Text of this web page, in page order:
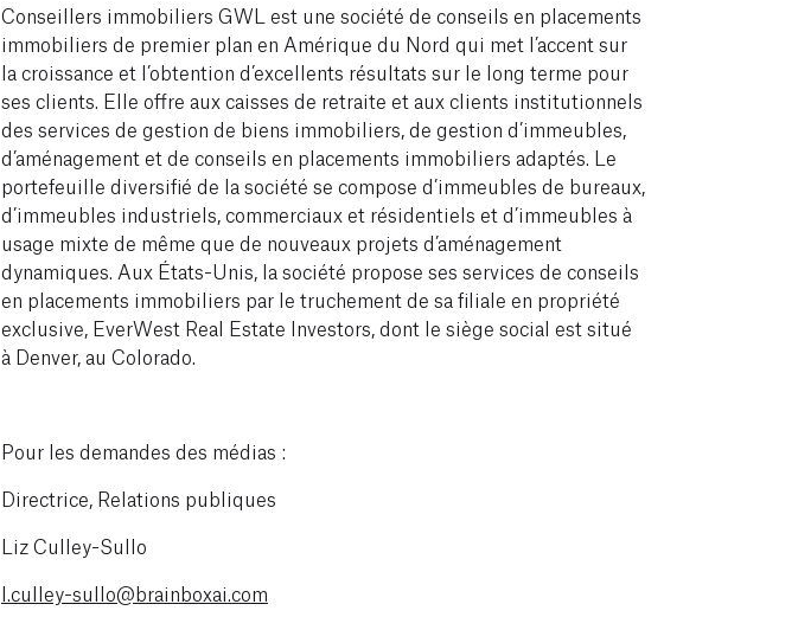
Conseillers immobiliers GWL est une société de conseils en placements
immobiliers de premier plan en Amérique du Nord qui met l’accent sur
la croissance et l’obtention d’excellents résultats sur le long terme pour
ses clients. Elle offre aux caisses de retraite et aux clients institutionnels
des services de gestion de biens immobiliers, de gestion d’immeubles,
d’aménagement et de conseils en placements immobiliers adaptés. Le
portefeuille diversifié de la société se compose d’immeubles de bureaux,
d’immeubles industriels, commerciaux et résidentiels et d’immeubles à
usage mixte de même que de nouveaux projets d’aménagement
dynamiques. Aux États-Unis, la société propose ses services de conseils
en placements immobiliers par le truchement de sa filiale en propriété
exclusive, EverWest Real Estate Investors, dont le siège social est situé
à Denver, au Colorado.
Pour les demandes des médias :
Directrice, Relations publiques
Liz Culley-Sullo
l.culley-sullo@brainboxai.com